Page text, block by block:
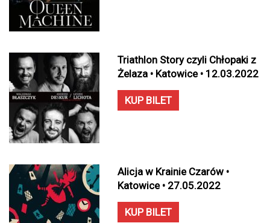
Triathlon Story czyli Chłopaki z
Żelaza • Katowice • 12.03.2022
KUP BILET
Alicja w Krainie Czarów •
Katowice • 27.05.2022
KUP BILET